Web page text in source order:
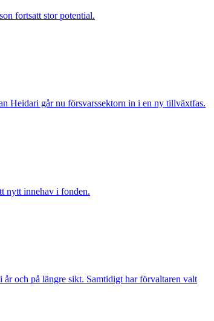
fortsatt stor potential.
Heidari går nu försvarssektorn in i en ny tillväxtfas.
nytt innehav i fonden.
och på längre sikt. Samtidigt har förvaltaren valt